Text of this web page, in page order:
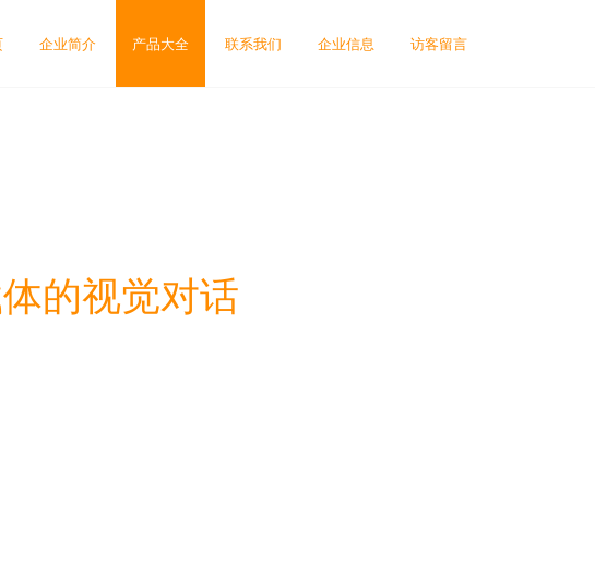
企业简介 产品大全 联系我们 企业信息 访客留言
的视觉对话